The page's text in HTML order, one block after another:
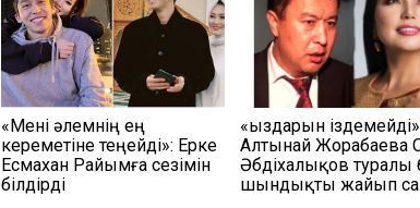
«Мені әлемнің ең
кереметіне теңейді»: Ерке
Есмахан Райымға сезімін
білдірді
«Қыздарын
Алтынай Жорабаева
Әбдіхалықов туралы
шындықты жайып